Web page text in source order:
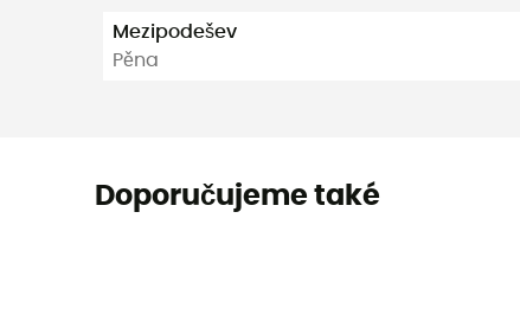
Mezipodešev
Pěna
Doporučujeme také